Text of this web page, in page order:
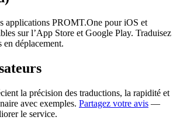
applications PROMT.One pour iOS et
sur l’App Store et Google Play. Traduisez
en déplacement.
la précision des traductions, la rapidité et
avec exemples. Partagez votre avis —
le service.